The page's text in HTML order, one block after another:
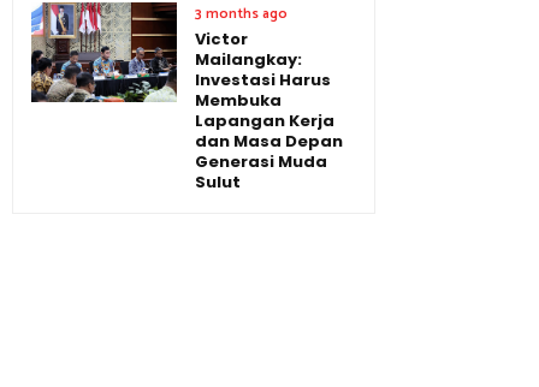
3 months ago
Victor
Mailangkay:
Investasi Harus
Membuka
Lapangan Kerja
dan Masa Depan
Generasi Muda
Sulut